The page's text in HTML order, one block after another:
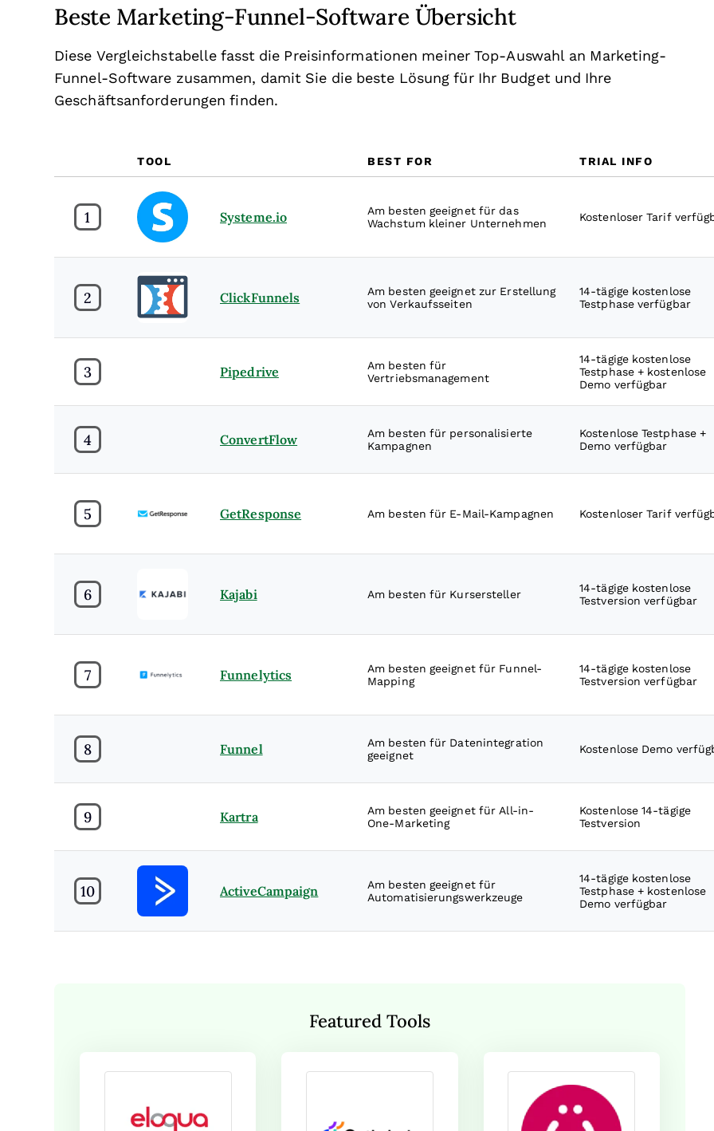
Beste Marketing-Funnel-Software Übersicht
Diese Vergleichstabelle fasst die Preisinformationen meiner Top-Auswahl an Marketing-
Funnel-Software zusammen, damit Sie die beste Lösung für Ihr Budget und Ihre
Geschäftsanforderungen finden.
TOOL BEST FOR TRIAL INFO
1 Systeme.io
Am besten geeignet für das
Wachstum kleiner Unternehmen
Kostenloser Tarif
2 ClickFunnels
Am besten geeignet zur Erstellung
von Verkaufsseiten
14-tägige kostenlose
Testphase verfügbar
3 Pipedrive
Am besten für
Vertriebsmanagement
14-tägige kostenlose
Testphase + kostenlose
Demo verfügbar
4 ConvertFlow
Am besten für personalisierte
Kampagnen
Kostenlose Testphase +
Demo verfügbar
5 GetResponse Am besten für E-Mail-Kampagnen Kostenloser Tarif
6 Kajabi Am besten für Kursersteller
14-tägige kostenlose
Testversion verfügbar
7 Funnelytics
Am besten geeignet für Funnel-
Mapping
14-tägige kostenlose
Testversion verfügbar
8 Funnel
Am besten für Datenintegration
geeignet
Kostenlose Demo
9 Kartra
Am besten geeignet für All-in-
One-Marketing
Kostenlose 14-tägige
Testversion
10 ActiveCampaign
Am besten geeignet für
Automatisierungswerkzeuge
14-tägige kostenlose
Testphase + kostenlose
Demo verfügbar
Featured Tools